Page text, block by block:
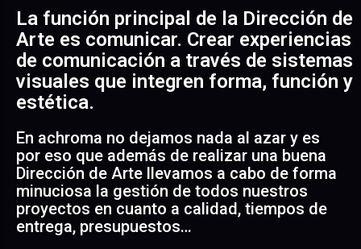
La función principal de la Dirección de
Arte es comunicar. Crear experiencias
de comunicación a través de sistemas
visuales que integren forma, función y
estética.
En achroma no dejamos nada al azar y es
por eso que además de realizar una buena
Dirección de Arte llevamos a cabo de forma
minuciosa la gestión de todos nuestros
proyectos en cuanto a calidad, tiempos de
entrega, presupuestos…